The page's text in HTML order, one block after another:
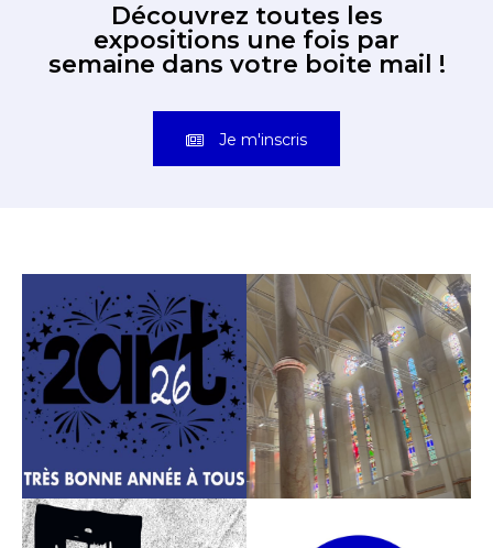
Découvrez toutes les
expositions une fois par
semaine dans votre boite mail !
Je m'inscris